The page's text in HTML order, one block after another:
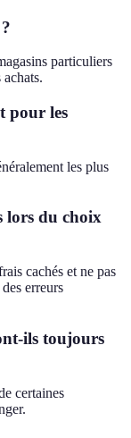
particuliers
pour les
les plus
lors du choix
cachés et ne pas
erreurs
ils toujours
certaines